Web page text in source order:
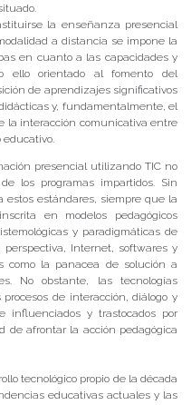
la enseñanza presencial
a distancia se impone la
en cuanto a las capacidades y
ello orientado al fomento del
de aprendizajes significativos
y, fundamentalmente, el
la interacción comunicativa entre
presencial utilizando TIC no
los programas impartidos. Sin
estos estándares, siempre que la
en modelos pedagógicos
y paradigmáticas de
Internet, softwares y
como la panacea de solución a
No obstante, las tecnologías
de interacción, diálogo y
influenciados y trastocados por
de afrontar la acción pedagógica
tecnológico propio de la década
educativas actuales y las